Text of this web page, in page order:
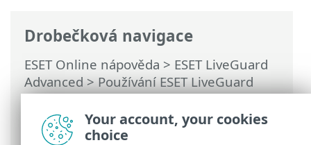
Drobečková navigace
ESET Online nápověda > ESET LiveGuard
Advanced>Používání ESET LiveGuard
Advanced>Ruční odeslání souboru k
analýze> Odeslání prostřednictvím ESET
Mail Security
Your account, your cookies
choice